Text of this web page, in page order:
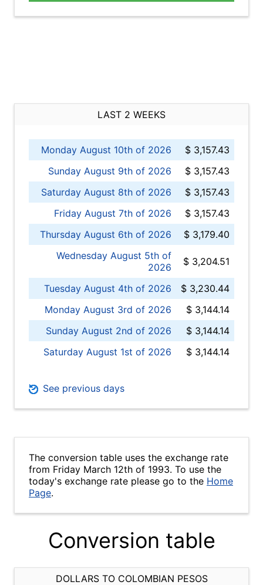
LAST 2 WEEKS
Monday August 10th of 2026
$ 3,157.43
Sunday August 9th of 2026
$ 3,157.43
Saturday August 8th of 2026
$ 3,157.43
Friday August 7th of 2026
$ 3,157.43
Thursday August 6th of 2026
$ 3,179.40
Wednesday August 5th of
2026
$ 3,204.51
Tuesday August 4th of 2026
$ 3,230.44
Monday August 3rd of 2026
$ 3,144.14
Sunday August 2nd of 2026
$ 3,144.14
Saturday August 1st of 2026
$ 3,144.14
See previous days
The conversion table uses the exchange rate
from Friday March 12th of 1993. To use the
today's exchange rate please go to the Home
Page.
Conversion table
DOLLARS TO COLOMBIAN PESOS